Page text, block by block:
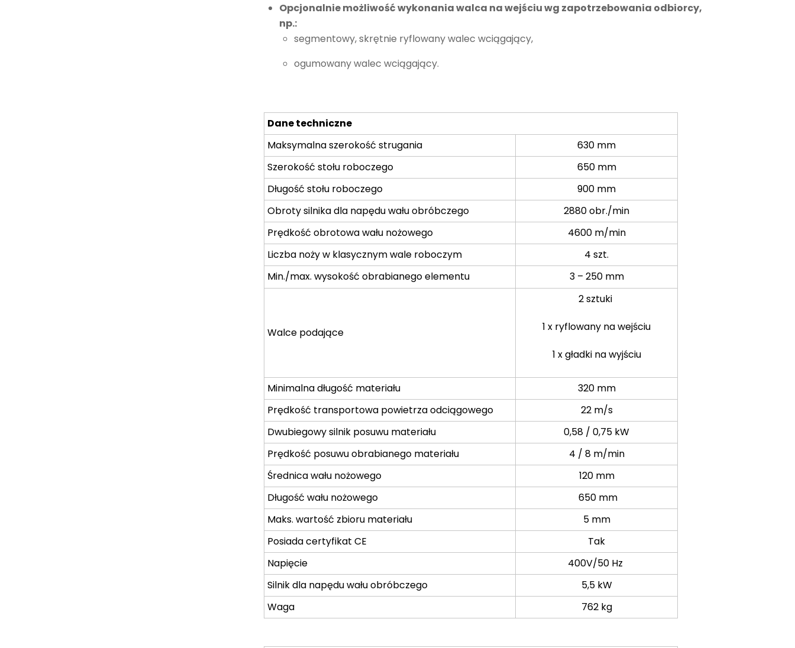
Opcjonalnie możliwość wykonania walca na wejściu wg zapotrzebowania odbiorcy,
np.:
segmentowy, skrętnie ryflowany walec wciągający,
ogumowany walec wciągający.
Dane techniczne
Maksymalna szerokość strugania
630 mm
Szerokość stołu roboczego
650 mm
Długość stołu roboczego
900 mm
Obroty silnika dla napędu wału obróbczego
2880 obr./min
Prędkość obrotowa wału nożowego
4600 m/min
Liczba noży w klasycznym wale roboczym
4 szt.
Min./max. wysokość obrabianego elementu
3 – 250 mm
Walce podające
2 sztuki
1 x ryflowany na wejściu
1 x gładki na wyjściu
Minimalna długość materiału
320 mm
Prędkość transportowa powietrza odciągowego
22 m/s
Dwubiegowy silnik posuwu materiału
0,58 / 0,75 kW
Prędkość posuwu obrabianego materiału
4 / 8 m/min
Średnica wału nożowego
120 mm
Długość wału nożowego
650 mm
Maks. wartość zbioru materiału
5 mm
Posiada certyfikat CE
Tak
Napięcie
400V/50 Hz
Silnik dla napędu wału obróbczego
5,5 kW
Waga
762 kg